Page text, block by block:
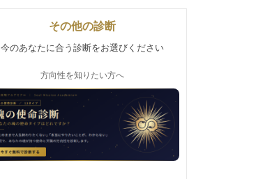
その他の診断
今のあなたに合う診断をお選びください
方向性を知りたい方へ